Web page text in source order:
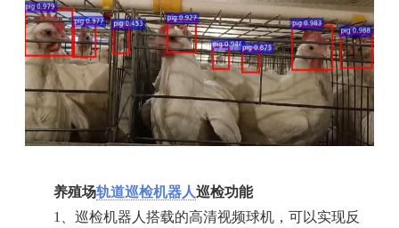
养殖场轨道巡检机器人巡检功能
1、巡检机器人搭载的高清视频球机，可以实现反